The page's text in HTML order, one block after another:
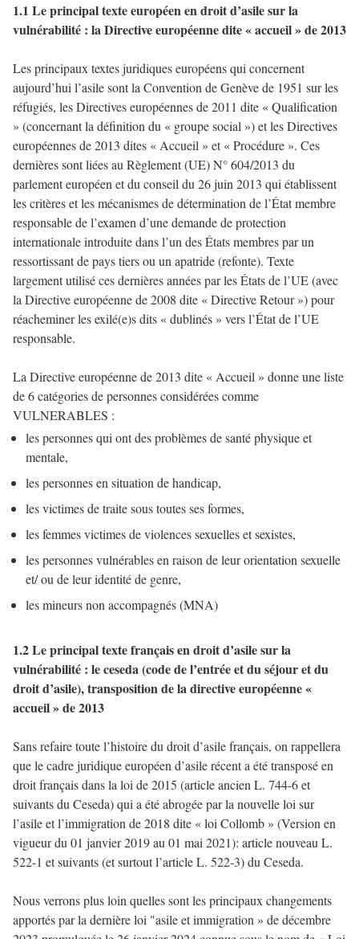
1.1 Le principal texte européen en droit d’asile sur la
vulnérabilité : la Directive européenne dite « accueil » de 2013
Les principaux textes juridiques européens qui concernent
aujourd’hui l’asile sont la Convention de Genève de 1951 sur les
réfugiés, les Directives européennes de 2011 dite « Qualification
» (concernant la définition du « groupe social ») et les Directives
européennes de 2013 dites « Accueil » et « Procédure ». Ces
dernières sont liées au Règlement (UE) N° 604/2013 du
parlement européen et du conseil du 26 juin 2013 qui établissent
les critères et les mécanismes de détermination de l’État membre
responsable de l’examen d’une demande de protection
internationale introduite dans l’un des États membres par un
ressortissant de pays tiers ou un apatride (refonte). Texte
largement utilisé ces dernières années par les États de l’UE (avec
la Directive européenne de 2008 dite « Directive Retour ») pour
réacheminer les exilé(e)s dits « dublinés » vers l’État de l’UE
responsable.
La Directive européenne de 2013 dite « Accueil » donne une liste
de 6 catégories de personnes considérées comme
VULNERABLES :
les personnes qui ont des problèmes de santé physique et
mentale,
les personnes en situation de handicap,
les victimes de traite sous toutes ses formes,
les femmes victimes de violences sexuelles et sexistes,
les personnes vulnérables en raison de leur orientation sexuelle
et/ ou de leur identité de genre,
les mineurs non accompagnés (MNA)
1.2 Le principal texte français en droit d’asile sur la
vulnérabilité : le ceseda (code de l’entrée et du séjour et du
droit d’asile), transposition de la directive européenne «
accueil » de 2013
Sans refaire toute l’histoire du droit d’asile français, on rappellera
que le cadre juridique européen d’asile récent a été transposé en
droit français dans la loi de 2015 (article ancien L. 744-6 et
suivants du Ceseda) qui a été abrogée par la nouvelle loi sur
l’asile et l’immigration de 2018 dite « loi Collomb » (Version en
vigueur du 01 janvier 2019 au 01 mai 2021): article nouveau L.
522-1 et suivants (et surtout l’article L. 522-3) du Ceseda.
Nous verrons plus loin quelles sont les principaux changements
apportés par la dernière loi "asile et immigration » de décembre